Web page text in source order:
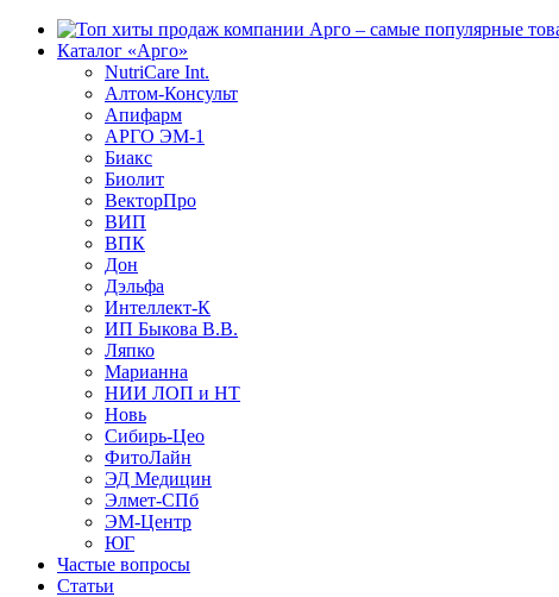
Каталог «Арго»
NutriCare Int.
Алтом-Консульт
Апифарм
АРГО ЭМ-1
Биакс
Биолит
ВекторПро
ВИП
ВПК
Дон
Дэльфа
Интеллект-К
ИП Быкова В.В.
Ляпко
Марианна
НИИ ЛОП и НТ
Новь
Сибирь-Цео
ФитоЛайн
ЭД Медицин
Элмет-СПб
ЭМ-Центр
ЮГ
Частые вопросы
Статьи